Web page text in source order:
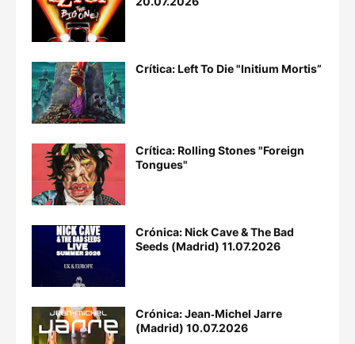
Crítica: Left To Die "Initium Mortis”
Crítica: Rolling Stones "Foreign
Tongues"
Crónica: Nick Cave & The Bad
Seeds (Madrid) 11.07.2026
Crónica: Jean‐Michel Jarre
(Madrid) 10.07.2026